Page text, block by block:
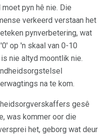
pyn hê nie. Die
verkeerd verstaan ​​het
pynverbetering, wat
op 'n skaal van 0-10
nie altyd moontlik nie.
na te kom.
gesê
was kommer oor die
het, geborg wat deur